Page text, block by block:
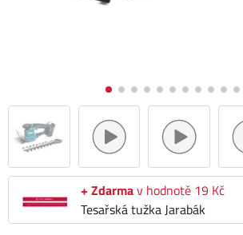
+ Zdarmav hodnotě 19 Kč
Tesařská tužka Jarabák